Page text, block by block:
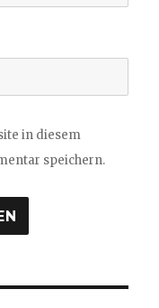
in diesem
speichern.